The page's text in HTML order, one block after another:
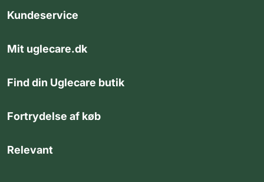
Kundeservice
Mit uglecare.dk
Find din Uglecare butik
Fortrydelse af køb
Relevant